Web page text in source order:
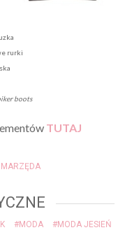
rurki
boots
TUTAJ
MARZĘDA
#MODA
#MODA JESIEŃ